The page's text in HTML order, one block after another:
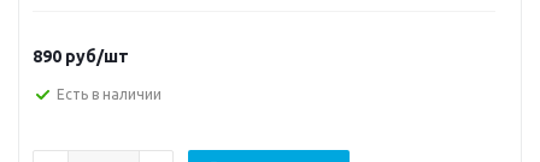
890 руб/шт
Есть в наличии